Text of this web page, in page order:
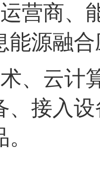
营商、
能源融
、云计
、接入